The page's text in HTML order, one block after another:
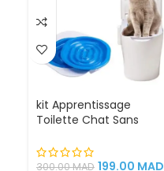
kit Apprentissage
Toilette Chat Sans
300.00MAD 199.00 MAD